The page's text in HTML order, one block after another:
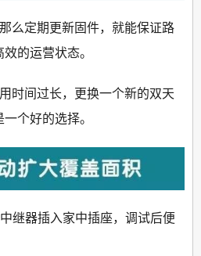
么定期更新固件，就能保证路
的运营状态。
时间过长，更换一个新的双天
个好的选择。
继器插入家中插座，调试后便